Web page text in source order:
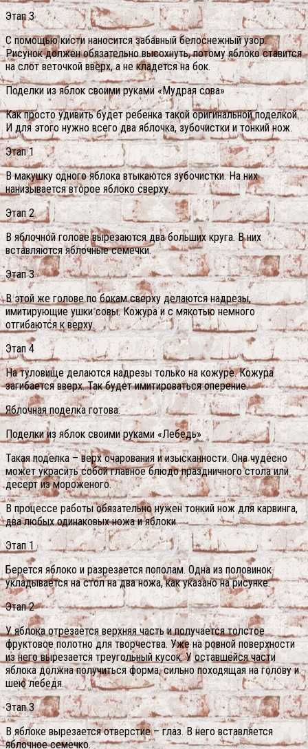
Этап 3
С помощью кисти наносится забавный белоснежный узор.
Рисунок должен обязательно высохнуть, потому яблоко ставится
на слот веточкой вверх, а не кладется на бок.
Поделки из яблок своими руками «Мудрая сова»
Как просто удивить будет ребенка такой оригинальной поделкой.
И для этого нужно всего два яблочка, зубочистки и тонкий нож.
Этап 1
В макушку одного яблока втыкаются зубочистки. На них
нанизывается второе яблоко сверху.
Этап 2
В яблочной голове вырезаются два больших круга. В них
вставляются яблочные семечки.
Этап 3
В этой же голове по бокам сверху делаются надрезы,
имитирующие ушки совы. Кожура и с мякотью немного
отгибаются к верху.
Этап 4
На туловище делаются надрезы только на кожуре. Кожура
загибается вверх. Так будет имитироваться оперение.
Яблочная поделка готова.
Поделки из яблок своими руками «Лебедь»
Такая поделка – верх очарования и изысканности. Она чудесно
может украсить собой главное блюдо праздничного стола или
десерт из мороженого.
В процессе работы обязательно нужен тонкий нож для карвинга,
два любых одинаковых ножа и яблоки.
Этап 1
Берется яблоко и разрезается пополам. Одна из половинок
укладывается на стол на два ножа, как указано на рисунке.
Этап 2
У яблока отрезается верхняя часть и получается толстое
фруктовое полотно для творчества. Уже на ровной поверхности
из него вырезается треугольный кусок. У оставшейся части
яблока должна получиться форма, сильно походящая на голову и
шею лебедя.
Этап 3
В яблоке вырезается отверстие – глаз. В него вставляется
яблочное семечко.